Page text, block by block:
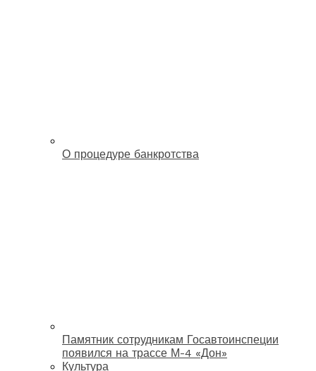
О процедуре банкротства
Памятник сотрудникам Госавтоинспеции
появился на трассе М-4 «Дон»
Культура